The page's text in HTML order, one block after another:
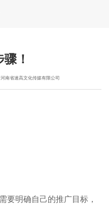
！
南省速高文化传媒有限公司
要明确自己的推广目标，